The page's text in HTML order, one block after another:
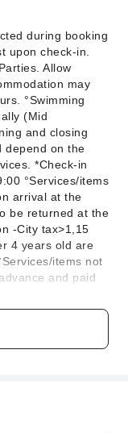
during booking
upon check-in.
Allow
may
°Swimming
(Mid
and closing
depend on the
*Check-in
°Services/items
arrival at the
be returned at the
-City tax>1,15
4 years old are
items not
and paid
the property
*1 bedroom
bedroom flat:
(price subject to
1 sunbed,